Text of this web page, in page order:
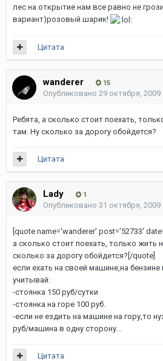
лес на открытие нам все равно не
вариант)розовый шарик!
Цитата
wanderer 15
Опубликовано 29 октября, 2009
Ребята, а сколько стоит поехать,
там. Ну сколько за дорогу обойдется?
Цитата
Lady 1
Опубликовано 31 октября, 2009
[quote name='wanderer' post='52733'
а сколько стоит поехать, только жить
сколько за дорогу обойдется?[/quote]
если ехать на своей машине,на
учитывай:
-стоянка 150 руб/сутки
-стоянка на горе 100 руб.
-если не ездить на машине на гору,то
руб/машина в одну сторону...
Цитата